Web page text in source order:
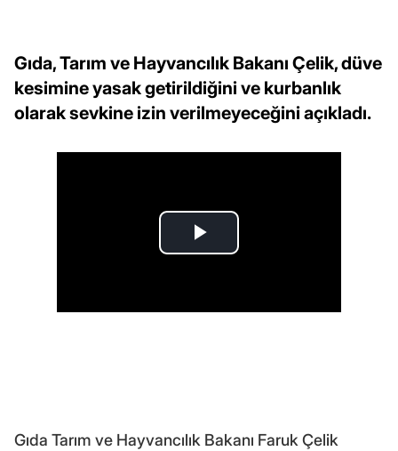
Gıda, Tarım ve Hayvancılık Bakanı Çelik, düve
kesimine yasak getirildiğini ve kurbanlık
olarak sevkine izin verilmeyeceğini açıkladı.
Gıda Tarım ve Hayvancılık Bakanı Faruk Çelik